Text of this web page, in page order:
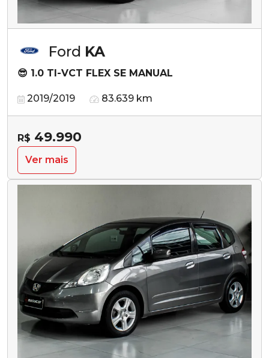
Ford KA
😎 1.0 TI-VCT FLEX SE MANUAL
2019/2019 83.639 km
R$ 49.990
Ver mais